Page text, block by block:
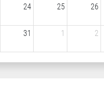
24 25 26
31 1 2